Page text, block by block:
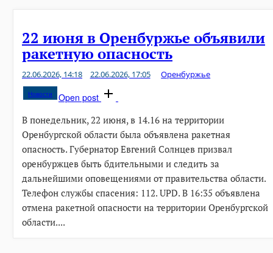
22 июня в Оренбуржье объявили
ракетную опасность
22.06.2026, 14:18 22.06.2026, 17:05 Оренбуржье
Новости
Open post
В понедельник, 22 июня, в 14.16 на территории
Оренбургской области была объявлена ракетная
опасность. Губернатор Евгений Солнцев призвал
оренбуржцев быть бдительными и следить за
дальнейшими оповещениями от правительства области.
Телефон службы спасения: 112. UPD. В 16:35 объявлена
отмена ракетной опасности на территории Оренбургской
области....